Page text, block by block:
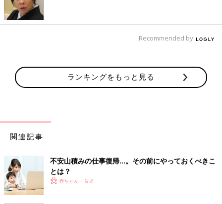
Recommended by
ランキングをもっと見る
関連記事
不安山積みの仕事復帰…。その前にやっておくべきこ
とは？
赤ちゃん・育児